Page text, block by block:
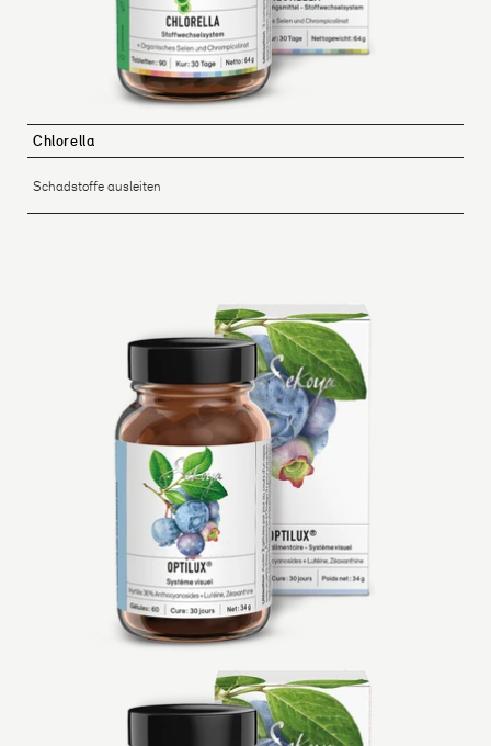
Chlorella
Schadstoffe ausleiten